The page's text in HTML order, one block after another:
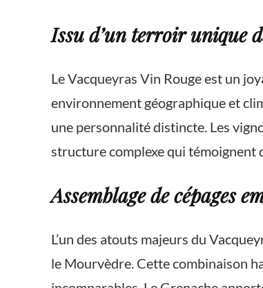
Issu d’un terroir unique
Le Vacqueyras Vin Rouge est un
environnement géographique et
une personnalité distincte. Les
structure complexe qui témoignent
Assemblage de cépages
L’un des atouts majeurs du
le Mourvèdre. Cette combinaison